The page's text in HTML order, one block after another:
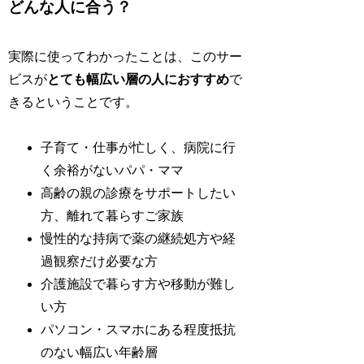
どんな人に合う？
実際に使ってわかったことは、このサー
ビスがとても幅広い層の人におすすめで
きるということです。
子育て・仕事が忙しく、病院に行
く余裕がないパパ・ママ
高齢の親の診療をサポートしたい
方、離れて暮らすご家族
慢性的な持病で薬の継続処方や経
過観察だけ必要な方
介護施設で暮らす方や移動が難し
い方
パソコン・スマホにある程度抵抗
のない幅広い年齢層